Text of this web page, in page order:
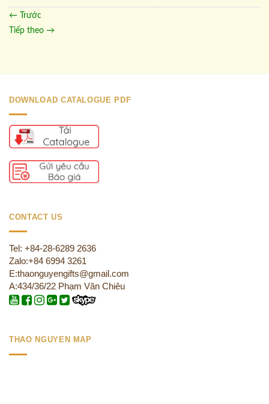
← Trước
Tiếp theo →
DOWNLOAD CATALOGUE PDF
CONTACT US
Tel: +84-28-6289 2636
Zalo:+84 6994 3261
E:thaonguyengifts@gmail.com
A:434/36/22 Phạm Văn Chiêu
THAO NGUYEN MAP